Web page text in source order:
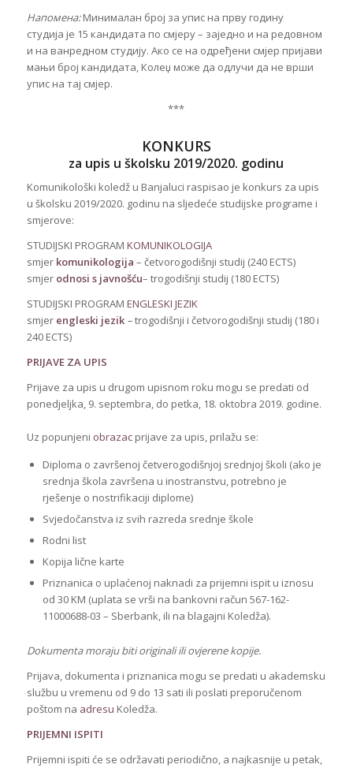
Напомена:Минималан број за упис на прву годину
студија је 15 кандидата по смјеру – заједно и на редовном
и на ванредном студију. Ако се на одређени смјер пријави
мањи број кандидата, Колеџ може да одлучи да не врши
упис на тај смјер.
***
KONKURS
za upis u školsku 2019/2020. godinu
Komunikološki koledž u Banjaluci raspisao je konkurs za upis
u školsku 2019/2020. godinu na sljedeće studijske programe i
smjerove:
STUDIJSKI PROGRAM KOMUNIKOLOGIJA
smjer komunikologija – četvorogodišnji studij (240 ECTS)
smjerodnosi s javnošću– trogodišnji studij (180 ECTS)
STUDIJSKI PROGRAM ENGLESKI JEZIK
smjer engleski jezik –trogodišnji i četvorogodišnji studij (180 i
240 ECTS)
PRIJAVE ZA UPIS
Prijave za upis u drugom upisnom roku mogu se predati od
ponedjeljka, 9. septembra, do petka, 18. oktobra 2019. godine.
Uz popunjeni obrazacprijave za upis, prilažu se:
Diploma o završenoj četverogodišnjoj srednjoj školi (ako je
srednja škola završena u inostranstvu, potrebno je
rješenje o nostrifikaciji diplome)
Svjedočanstva iz svih razreda srednje škole
Rodni list
Kopija lične karte
Priznanica o uplaćenoj naknadi za prijemni ispit u iznosu
od 30 KM (uplata se vrši na bankovni račun 567-162-
11000688-03 – Sberbank, ili na blagajni Koledža).
Dokumenta moraju biti originali ili ovjerene kopije.
Prijava, dokumenta i priznanica mogu se predati u akademsku
službu u vremenu od 9 do 13 sati ili poslati preporučenom
poštom na adresu Koledža.
PRIJEMNI ISPITI
Prijemni ispiti će se održavati periodično, a najkasnije u petak,